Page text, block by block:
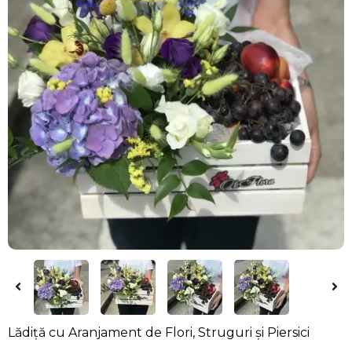
Lădiță cu Aranjament de Flori, Struguri și Piersici